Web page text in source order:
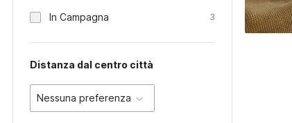
In Campagna 3
Distanza dal centro città
Nessuna preferenza